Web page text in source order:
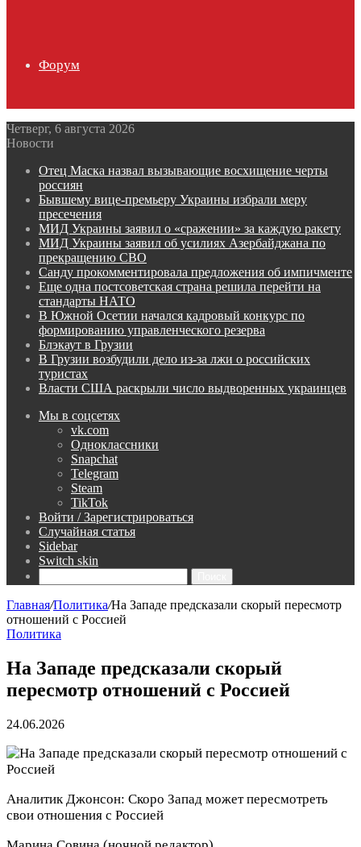
Форум
Четверг, 6 августа 2026
Новости
Отец Маска назвал вызывающие восхищение черты
россиян
Бывшему вице-премьеру Украины избрали меру
пресечения
МИД Украины заявил о «сражении» за каждую ракету
МИД Украины заявил об усилиях Азербайджана по
прекращению СВО
Санду прокомментировала предложения об импичменте
Еще одна постсоветская страна решила перейти на
стандарты НАТО
В Южной Осетии начался кадровый конкурс по
формированию управленческого резерва
Блэкаут в Грузии
В Грузии возбудили дело из-за лжи о российских
туристах
Власти США раскрыли число выдворенных украинцев
Мы в соцсетях
vk.com
Одноклассники
Snapchat
Telegram
Steam
TikTok
Войти / Зарегистрироваться
Случайная статья
Sidebar
Switch skin
Главная/Политика/На Западе предсказали скорый пересмотр
отношений с Россией
Политика
На Западе предсказали скорый
пересмотр отношений с Россией
24.06.2026
Аналитик Джонсон: Скоро Запад может пересмотреть
свои отношения с Россией